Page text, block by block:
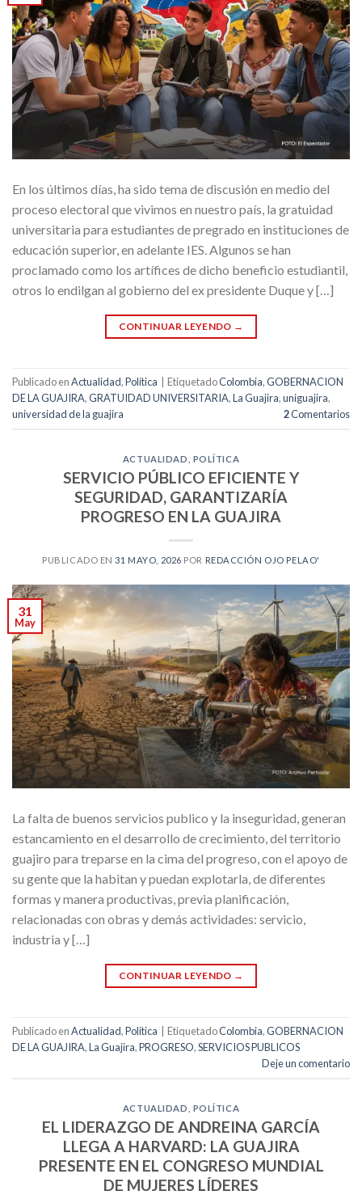
En los últimos días, ha sido tema de discusión en medio del
proceso electoral que vivimos en nuestro país, la gratuidad
universitaria para estudiantes de pregrado en instituciones de
educación superior, en adelante IES. Algunos se han
proclamado como los artífices de dicho beneficio estudiantil,
otros lo endilgan al gobierno del ex presidente Duque y […]
CONTINUAR LEYENDO →
Publicado enActualidad,Política EtiquetadoColombia,GOBERNACION
DE LA GUAJIRA,GRATUIDAD UNIVERSITARIA,La Guajira,uniguajira,
universidad de la guajira
2Comentarios
ACTUALIDAD POLÍTICA
SERVICIO PÚBLICO EFICIENTE Y
SEGURIDAD, GARANTIZARÍA
PROGRESO EN LA GUAJIRA
PUBLICADO EN31 MAYO, 2026 POR REDACCIÓN OJO PELAO'
31
May
La falta de buenos servicios publico y la inseguridad, generan
estancamiento en el desarrollo de crecimiento, del territorio
guajiro para treparse en la cima del progreso, con el apoyo de
su gente que la habitan y puedan explotarla, de diferentes
formas y manera productivas, previa planificación,
relacionadas con obras y demás actividades: servicio,
industria y […]
CONTINUAR LEYENDO →
Publicado enActualidad,Política EtiquetadoColombia,GOBERNACION
DE LA GUAJIRA,La Guajira,PROGRESO,SERVICIOS PUBLICOS
Deje un comentario
ACTUALIDAD POLÍTICA
EL LIDERAZGO DE ANDREINA GARCÍA
LLEGA A HARVARD: LA GUAJIRA
PRESENTE EN EL CONGRESO MUNDIAL
DE MUJERES LÍDERES